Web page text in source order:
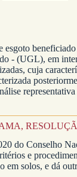
esgoto
- (UGL), em
cuja
do Conselho
e
em solos, e dá